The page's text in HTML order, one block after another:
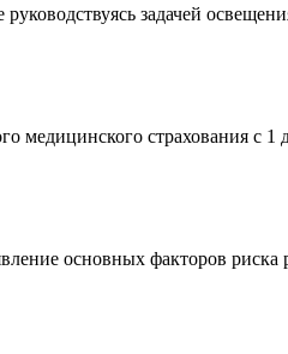
задачей
медицинского
основных факторов